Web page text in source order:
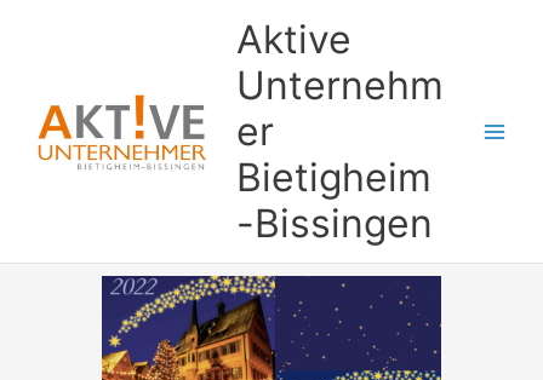
Aktive
Unternehm
er
Bietigheim
-Bissingen